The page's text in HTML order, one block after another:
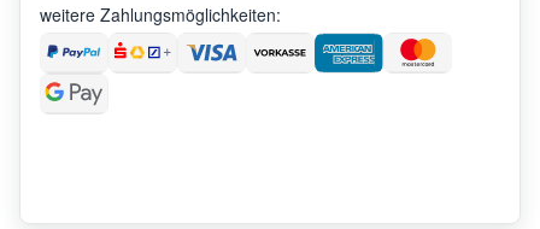
weitere Zahlungsmöglichkeiten: